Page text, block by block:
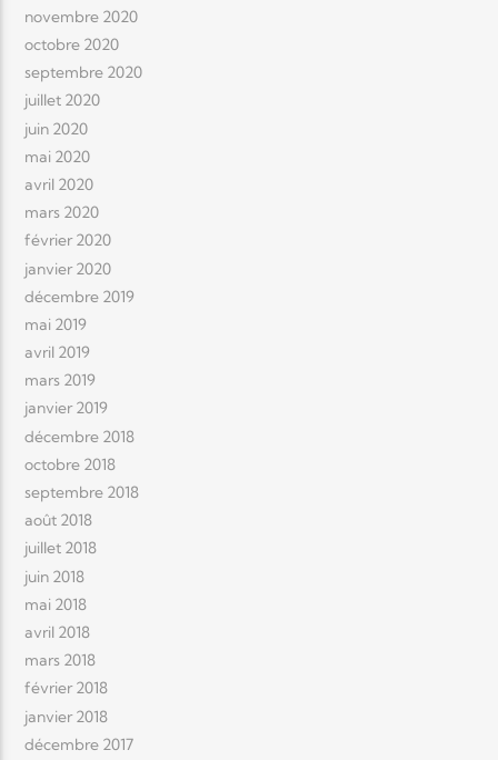
novembre 2020
octobre 2020
septembre 2020
juillet 2020
juin 2020
mai 2020
avril 2020
mars 2020
février 2020
janvier 2020
décembre 2019
mai 2019
avril 2019
mars 2019
janvier 2019
décembre 2018
octobre 2018
septembre 2018
août 2018
juillet 2018
juin 2018
mai 2018
avril 2018
mars 2018
février 2018
janvier 2018
décembre 2017